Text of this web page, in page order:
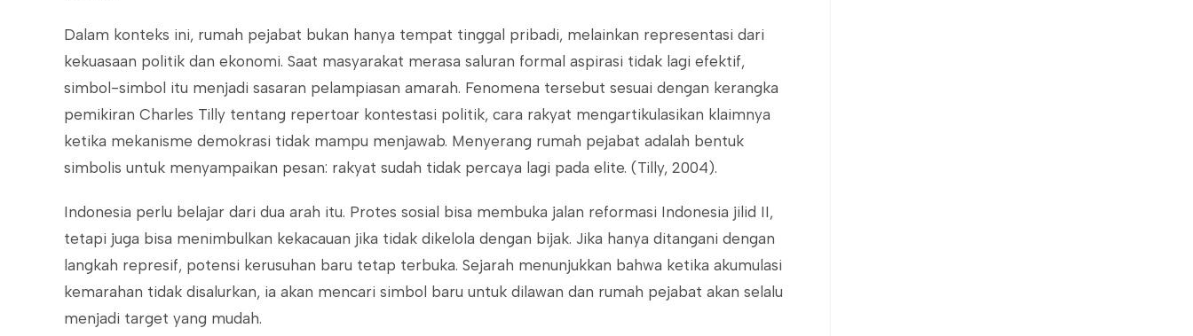
Dalam konteks ini, rumah pejabat bukan hanya tempat tinggal pribadi, melainkan representasi dari
kekuasaan politik dan ekonomi. Saat masyarakat merasa saluran formal aspirasi tidak lagi efektif,
simbol-simbol itu menjadi sasaran pelampiasan amarah. Fenomena tersebut sesuai dengan kerangka
pemikiran Charles Tilly tentang repertoar kontestasi politik, cara rakyat mengartikulasikan klaimnya
ketika mekanisme demokrasi tidak mampu menjawab. Menyerang rumah pejabat adalah bentuk
simbolis untuk menyampaikan pesan: rakyat sudah tidak percaya lagi pada elite. (Tilly, 2004).
Indonesia perlu belajar dari dua arah itu. Protes sosial bisa membuka jalan reformasi Indonesia jilid II,
tetapi juga bisa menimbulkan kekacauan jika tidak dikelola dengan bijak. Jika hanya ditangani dengan
langkah represif, potensi kerusuhan baru tetap terbuka. Sejarah menunjukkan bahwa ketika akumulasi
kemarahan tidak disalurkan, ia akan mencari simbol baru untuk dilawan dan rumah pejabat akan selalu
menjadi target yang mudah.